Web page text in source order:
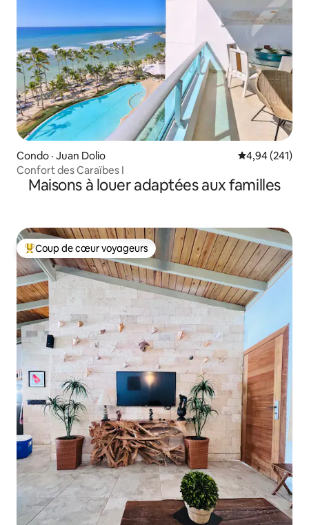
Condo · Juan Dolio Note
4,94 (241)
Confort des Caraïbes I
Maisons à louer adaptées aux familles
Coup de cœur voyageurs parmi les plus aimés
Coup de cœur voyageurs